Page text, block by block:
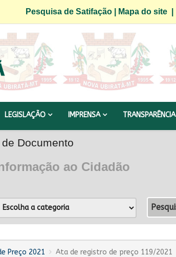
Pesquisa de Satifação| Mapa do site|
LEGISLAÇÃO IMPRENSA TRANSPARÊNCIA
Documento
ao Cidadão
Preço 2021 Ata de registro de preço 119/2021